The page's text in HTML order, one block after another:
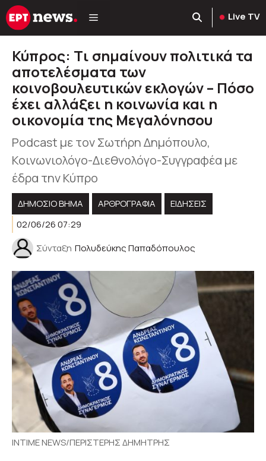
Μετάβαση
σε
Live TV
Κύπρος: Tι σημαίνουν πολιτικά τα
αποτελέσματα των
κοινοβουλευτικών εκλογών – Πόσο
έχει αλλάξει η κοινωνία και η
οικονομία της Μεγαλόνησου
Podcast με τον Σωτήρη Δημόπουλο,
Κοινωνιολόγο-Διεθνολόγο-Συγγραφέα με
έδρα την Κύπρο
ΔΗΜΟΣΙΟ ΒΗΜΑ ΑΡΘΡΟΓΡΑΦΊΑ
ΕΙΔΗΣΕΙΣ
02/06/26 07:29
Σύνταξη Πολυδεύκης Παπαδόπουλος
INTIME NEWS/ΠΕΡΙΣΤΕΡΗΣ ΔΗΜΗΤΡΗΣ